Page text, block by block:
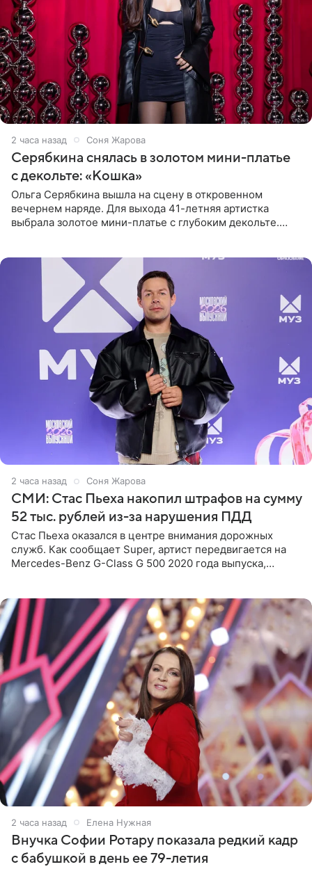
2 часа назад Соня Жарова
Серябкина снялась в золотом мини-платье
с декольте: «Кошка»
Ольга Серябкина вышла на сцену в откровенном
вечернем наряде. Для выхода 41-летняя артистка
выбрала золотое мини-платье с глубоким декольте.
2 часа назад Соня Жарова
СМИ: Стас Пьеха накопил штрафов на сумму
52 тыс. рублей из-за нарушения ПДД
Стас Пьеха оказался в центре внимания дорожных
служб. Как сообщает Super, артист передвигается на
Mercedes-Benz G-Class G 500 2020 года выпуска,
2 часа назад Елена Нужная
Внучка Софии Ротару показала редкий кадр
с бабушкой в день ее 79-летия